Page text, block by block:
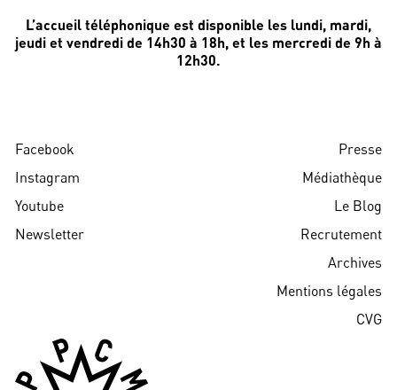
L’accueil téléphonique est disponible les lundi, mardi,
jeudi et vendredi de 14h30 à 18h, et les mercredi de 9h à
12h30.
Facebook
Instagram
Youtube
Newsletter
Presse
Médiathèque
Le Blog
Recrutement
Archives
Mentions légales
CVG